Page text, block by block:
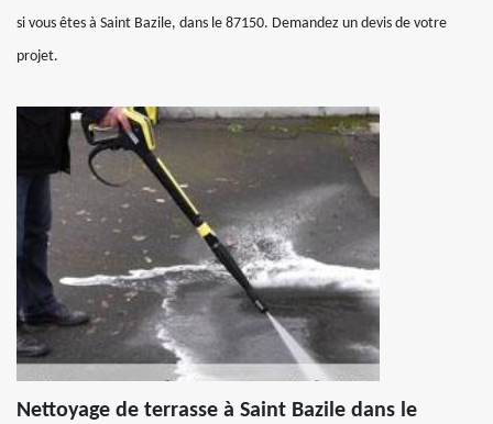
si vous êtes à Saint Bazile, dans le 87150. Demandez un devis de votre
projet.
Nettoyage de terrasse à Saint Bazile dans le